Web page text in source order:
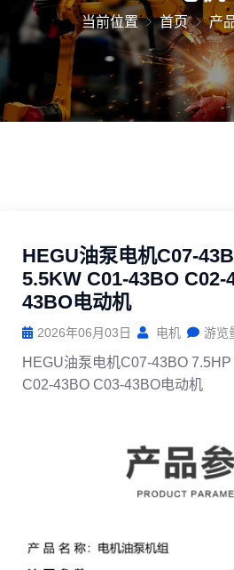
当前位置 首页 产
HEGU油泵电机C07-
5.5KW C01-43BO C02-
43BO电动机
2026年06月03日 电机 游览
HEGU油泵电机C07-43BO
C02-43BO C03-43BO电动机